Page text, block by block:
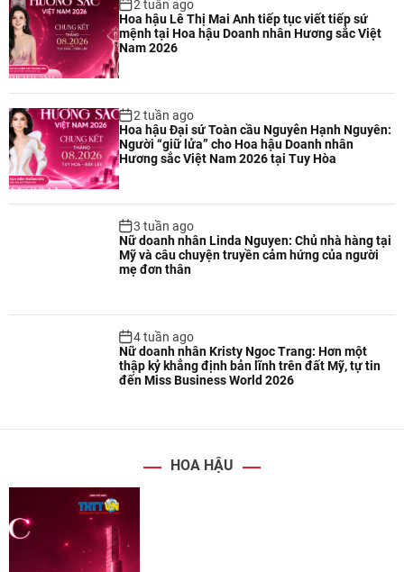
2 tuần ago
Hoa hậu Lê Thị Mai Anh tiếp tục viết tiếp sứ
mệnh tại Hoa hậu Doanh nhân Hương sắc Việt
Nam 2026
2 tuần ago
Hoa hậu Đại sứ Toàn cầu Nguyễn Hạnh Nguyên:
Người “giữ lửa” cho Hoa hậu Doanh nhân
Hương sắc Việt Nam 2026 tại Tuy Hòa
3 tuần ago
Nữ doanh nhân Linda Nguyen: Chủ nhà hàng tại
Mỹ và câu chuyện truyền cảm hứng của người
mẹ đơn thân
4 tuần ago
Nữ doanh nhân Kristy Ngoc Trang: Hơn một
thập kỷ khẳng định bản lĩnh trên đất Mỹ, tự tin
đến Miss Business World 2026
HOA HẬU